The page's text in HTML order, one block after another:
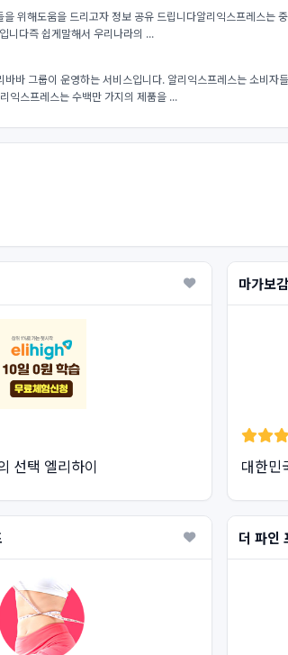
위해도움을 드리고자 정보 공유 드립니다​알리익스프레스는
니다​즉 쉽게말해서 우리나라의 ...
바 그룹이 운영하는 서비스입니다. 알리익스프레스는 소비자
익스프레스는 수백만 가지의 제품을 ...
선택 엘리하이
마가보
대한민
더 파인